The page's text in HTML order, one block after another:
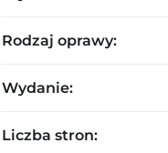
Rodzaj oprawy:
Wydanie:
Liczba stron: